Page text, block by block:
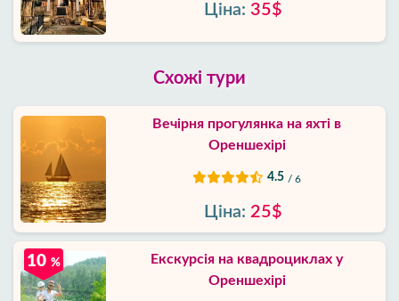
Ціна: 35$
Схожі тури
Вечірня прогулянка на яхті в
Ореншехірі
4.5 / 6
Ціна: 25$
Екскурсія на квадроциклах у
Ореншехірі
10 %